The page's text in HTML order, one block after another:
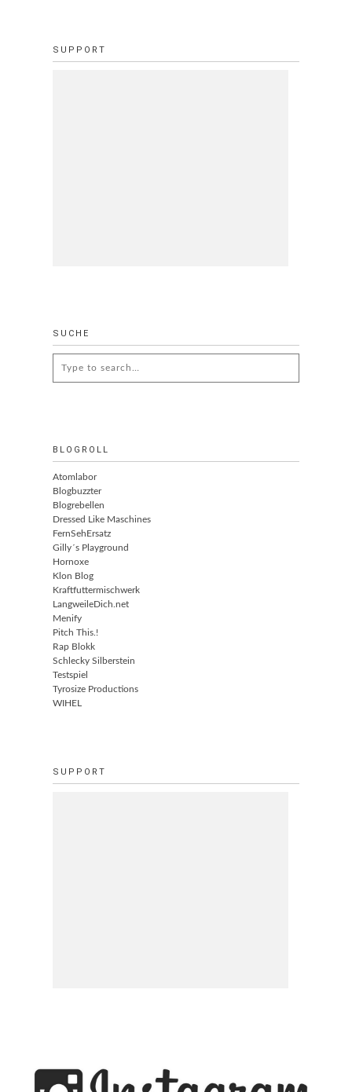
SUPPORT
SUCHE
for:
BLOGROLL
Atomlabor
Blogbuzzter
Blogrebellen
Dressed Like Maschines
FernSehErsatz
Gilly´s Playground
Hornoxe
Klon Blog
Kraftfuttermischwerk
LangweileDich.net
Menify
Pitch This.!
Rap Blokk
Schlecky Silberstein
Testspiel
Tyrosize Productions
WIHEL
SUPPORT